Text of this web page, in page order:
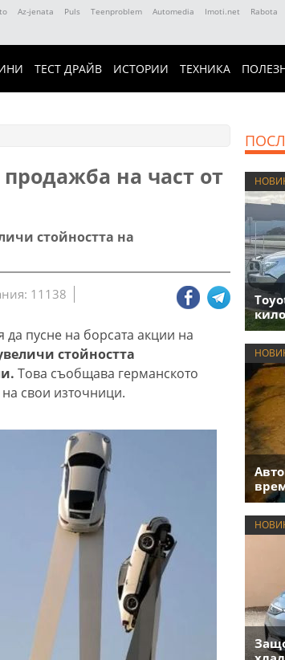
Az-jenata Puls Teenproblem Automedia Imoti.net Rabota
ТЕСТ ДРАЙВ ИСТОРИИ ТЕХНИКА
на част от
стойността на
11138
пусне на борсата акции на
стойността
Това съобщава германското
свои източници.